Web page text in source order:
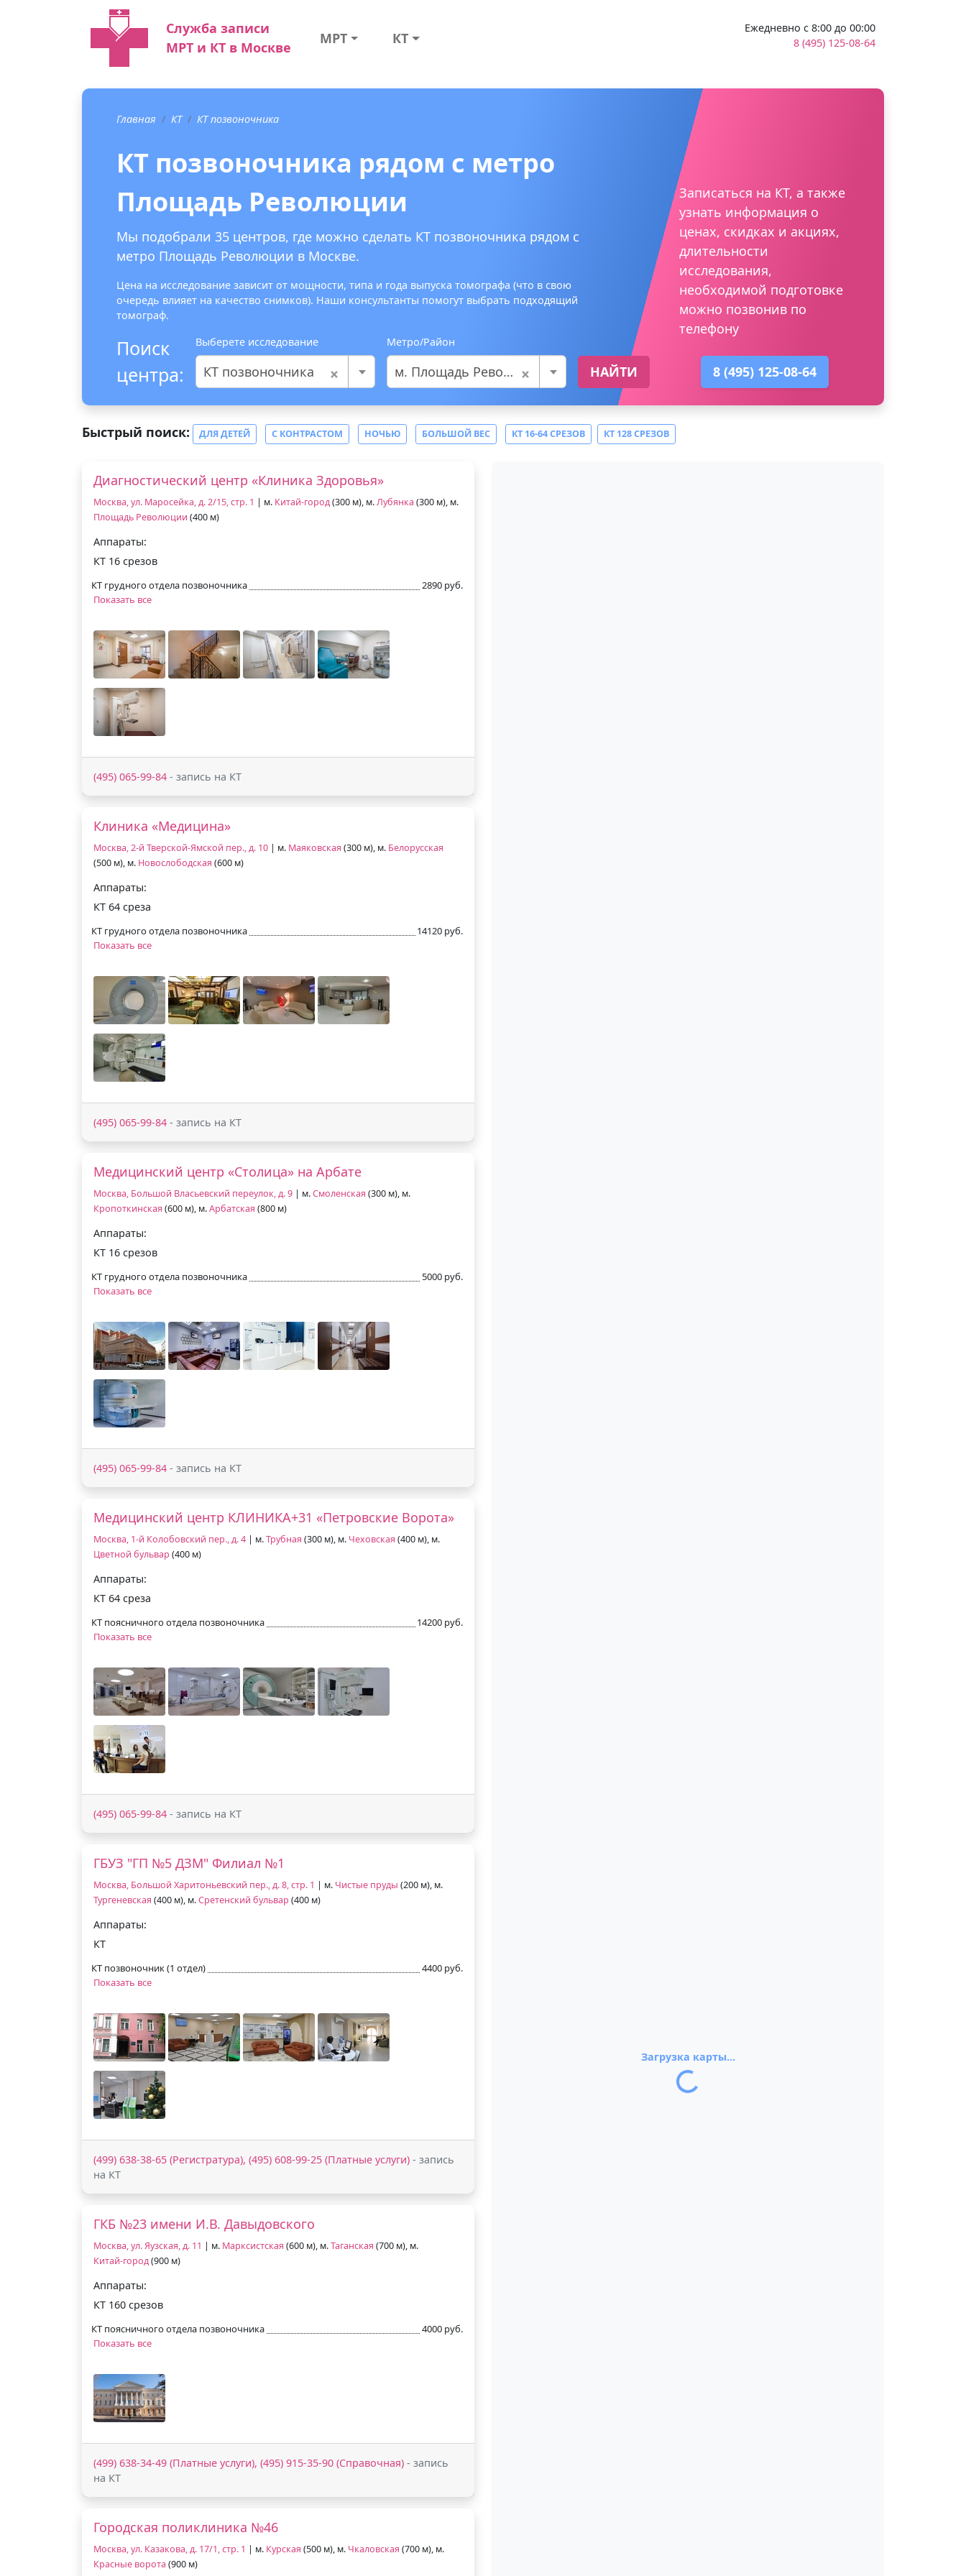
Служба записи
МРТ и КТ в Москве
МРТ КТ
Ежедневно с 8:00 до 00:00
8 (495) 125-08-64
Главная КТ КТ позвоночника
КТ позвоночника рядом с метро
Площадь Революции
Мы подобрали 35 центров, где можно сделать КТ позвоночника рядом с
метро Площадь Революции в Москве.
Цена на исследование зависит от мощности, типа и года выпуска томографа (что в свою
очередь влияет на качество снимков). Наши консультанты помогут выбрать подходящий
томограф.
Поиск
центра:
Выберете исследование
×
КТ позвоночника
Метро/Район
×
м. Площадь Революции НАЙТИ
Записаться на КТ, а также
узнать информация о
ценах, скидках и акциях,
длительности
исследования,
необходимой подготовке
можно позвонив по
телефону
8 (495) 125-08-64
Быстрый поиск: ДЛЯ ДЕТЕЙ С КОНТРАСТОМ НОЧЬЮ БОЛЬШОЙ ВЕС КТ 16-64 СРЕЗОВ КТ 128 СРЕЗОВ
Диагностический центр «Клиника Здоровья»
Москва, ул. Маросейка, д. 2/15, стр. 1 | м. Китай-город(300 м), м.Лубянка (300 м), м.
Площадь Революции (400 м)
Аппараты:
КТ 16 срезов
КТ грудного отдела позвоночника
2890 руб.
Показать все
(495) 065-99-84 - запись на КТ
Клиника «Медицина»
Москва, 2-й Тверской-Ямской пер., д. 10 | м. Маяковская (300 м), м. Белорусская
(500 м), м. Новослободская (600 м)
Аппараты:
КТ 64 среза
КТ грудного отдела позвоночника
14120 руб.
Показать все
(495) 065-99-84 - запись на КТ
Медицинский центр «Столица» на Арбате
Москва, Большой Власьевский переулок, д. 9 | м.Смоленская (300 м), м.
Кропоткинская (600 м), м.Арбатская (800 м)
Аппараты:
КТ 16 срезов
КТ грудного отдела позвоночника
5000 руб.
Показать все
(495) 065-99-84 - запись на КТ
Медицинский центр КЛИНИКА+31 «Петровские Ворота»
Москва, 1-й Колобовский пер., д. 4 | м.Трубная (300 м), м. Чеховская (400 м), м.
Цветной бульвар (400 м)
Аппараты:
КТ 64 среза
КТ поясничного отдела позвоночника
14200 руб.
Показать все
(495) 065-99-84 - запись на КТ
ГБУЗ "ГП №5 ДЗМ" Филиал №1
Москва, Большой Харитоньевский пер., д. 8, стр. 1 | м. Чистые пруды (200 м), м.
Тургеневская (400 м), м.Сретенский бульвар (400 м)
Аппараты:
КТ
КТ позвоночник (1 отдел)
4400 руб.
Показать все
(499) 638-38-65 (Регистратура), (495) 608-99-25 (Платные услуги) - запись
на КТ
ГКБ №23 имени И.В. Давыдовского
Москва, ул. Яузская, д. 11 | м. Марксистская (600 м), м.Таганская (700 м), м.
Китай-город(900 м)
Аппараты:
КТ 160 срезов
КТ поясничного отдела позвоночника
4000 руб.
Показать все
(499) 638-34-49 (Платные услуги), (495) 915-35-90 (Справочная) - запись
на КТ
Городская поликлиника №46
Москва, ул. Казакова, д. 17/1, стр. 1 | м. Курская (500 м), м. Чкаловская (700 м), м.
Красные ворота (900 м)
Загрузка карты...